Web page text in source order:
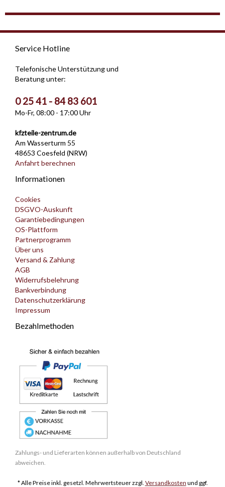
Service Hotline
Telefonische Unterstützung und
Beratung unter:
0 25 41 - 84 83 601
Mo-Fr, 08:00 - 17:00 Uhr
kfzteile-zentrum.de
Am Wasserturm 55
48653 Coesfeld (NRW)
Anfahrt berechnen
Informationen
Cookies
DSGVO-Auskunft
Garantiebedingungen
OS-Plattform
Partnerprogramm
Über uns
Versand & Zahlung
AGB
Widerrufsbelehrung
Bankverbindung
Datenschutzerklärung
Impressum
Bezahlmethoden
Zahlungs- und Lieferarten können außerhalb von Deutschland
abweichen.
* Alle Preise inkl. gesetzl. Mehrwertsteuer zzgl. Versandkosten und ggf.